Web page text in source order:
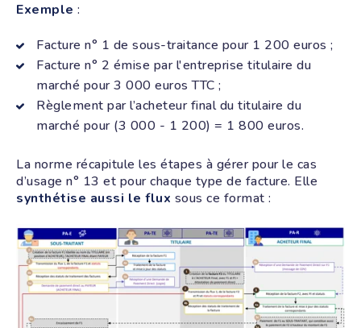
Exemple :
Facture n° 1 de sous-traitance pour 1 200 euros ;
Facture n° 2 émise par l'entreprise titulaire du
marché pour 3 000 euros TTC ;
Règlement par l’acheteur final du titulaire du
marché pour (3 000 - 1 200) = 1 800 euros.
La norme récapitule les étapes à gérer pour le cas
d’usage n° 13 et pour chaque type de facture. Elle
synthétise aussi le flux sous ce format :